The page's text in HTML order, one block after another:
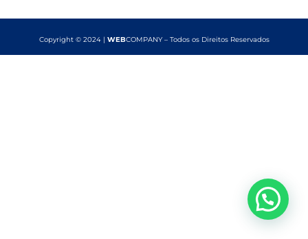
Copyright © 2024 | WEBCOMPANY – Todos os Direitos Reservados